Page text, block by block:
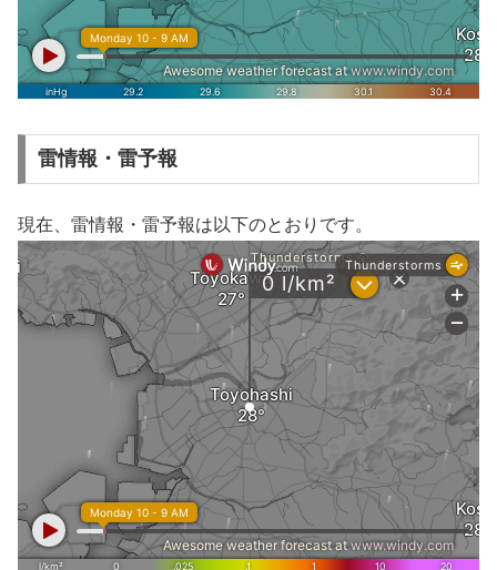
雷情報・雷予報
現在、雷情報・雷予報は以下のとおりです。